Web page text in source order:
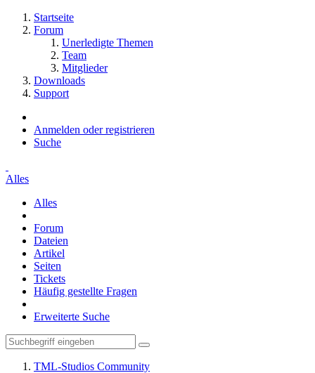
Startseite
Forum
Unerledigte Themen
Team
Mitglieder
Downloads
Support
Anmelden oder registrieren
Suche
Alles
Alles
Forum
Dateien
Artikel
Seiten
Tickets
Häufig gestellte Fragen
Erweiterte Suche
TML-Studios Community